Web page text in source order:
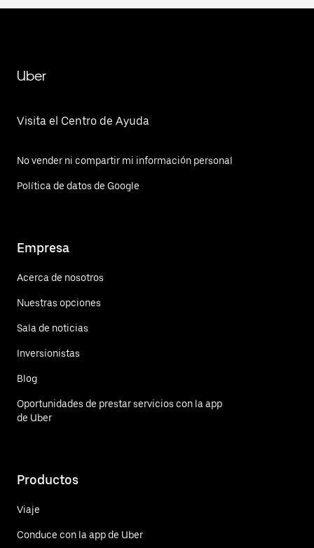
Uber
Visita el Centro de Ayuda
No vender ni compartir mi información personal
Política de datos de Google
Empresa
Acerca de nosotros
Nuestras opciones
Sala de noticias
Inversionistas
Blog
Oportunidades de prestar servicios con la app
de Uber
Productos
Viaje
Conduce con la app de Uber